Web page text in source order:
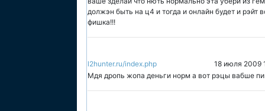
должэн быть на ц4 и тогда и онлайн будет и рэйт
фишка!!!
l2hunter.ru/index.php
18 июля 2009
Мдя дропь жопа деньги норм а вот рэцы вабше